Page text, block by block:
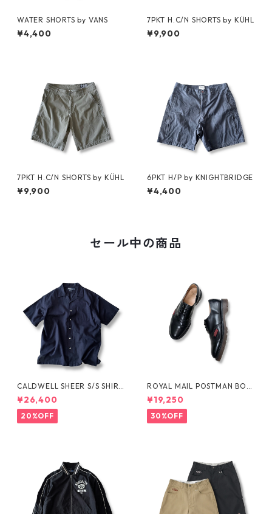
WATER SHORTS by VANS
¥4,400
7PKT H.C/N SHORTS by KÜHL
¥9,900
7PKT H.C/N SHORTS by KÜHL
¥9,900
6PKT H/P by KNIGHTBRIDGE
¥4,400
セール中の商品
CALDWELL SHEER S/S SHIRT
by Polo Ralph Lauren
¥26,400
20%OFF
ROYAL MAIL POSTMAN BOO
TS by Dr.MARTENS
¥19,250
30%OFF